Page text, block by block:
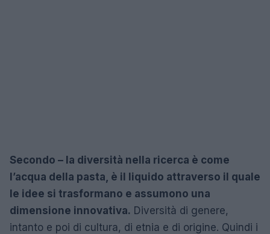
Secondo – la diversità nella ricerca è come
l’acqua della pasta, è il liquido attraverso il quale
le idee si trasformano e assumono una
dimensione innovativa. Diversità di genere,
intanto e poi di cultura, di etnia e di origine. Quindi i